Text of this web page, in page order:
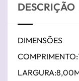
DESCRIÇÃO
DIMENSÕES